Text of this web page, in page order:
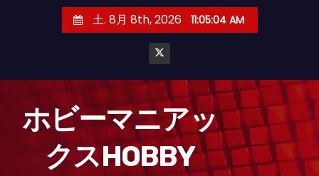
土. 8月 8th, 2026 11:05:06 AM
ホビーマニアッ
クスHOBBY